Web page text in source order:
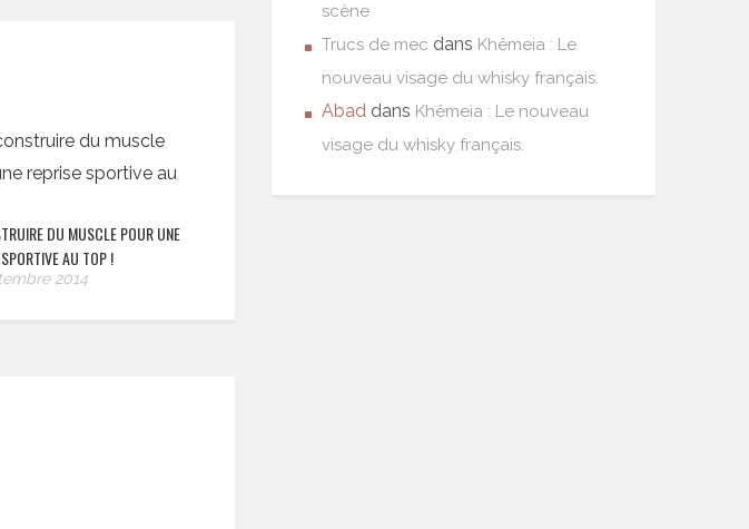
DU MUSCLE POUR UNE
AU TOP !
2014
scène
Trucs de mec dans Khêmeia : Le
nouveau visage du whisky français.
Abad dans Khêmeia : Le nouveau
visage du whisky français.